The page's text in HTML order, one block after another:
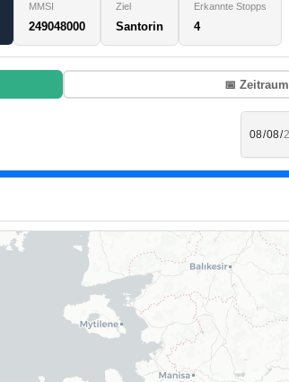
MMSI
249048000
Ziel
Santorin
Erkannte Stopps
4
📅 Zeitraum